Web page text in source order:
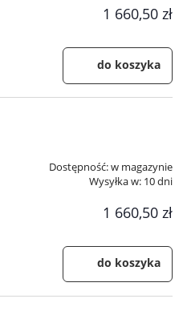
1 660,50 zł
do koszyka
Dostępność:w magazynie
Wysyłka w: 10 dni
1 660,50 zł
do koszyka